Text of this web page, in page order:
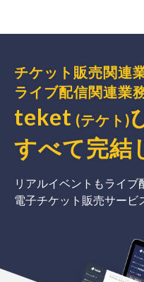
チケット販売関連
ライブ配信関連業
teket (テケト)
すべて完結
リアルイベントもライブ
電子チケット販売サービ